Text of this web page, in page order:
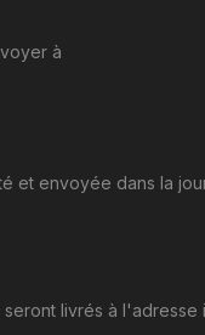
à
et envoyée dans la
seront livrés à l'adresse